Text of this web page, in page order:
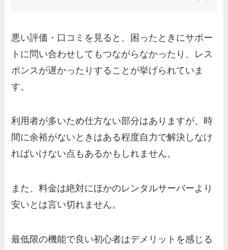
悪い評価・口コミを見ると、困ったときにサポー
トに問い合わせしてもつながらなかったり、レス
ポンスが遅かったりすることが挙げられていま
す。
利用者が多いため仕方ない部分はありますが、時
間に余裕がないときはある程度自力で解決しなけ
ればいけない点もあるかもしれません。
また、料金は絶対にほかのレンタルサーバーより
安いとは言い切れません。
最低限の機能で良い初心者はデメリットを感じる